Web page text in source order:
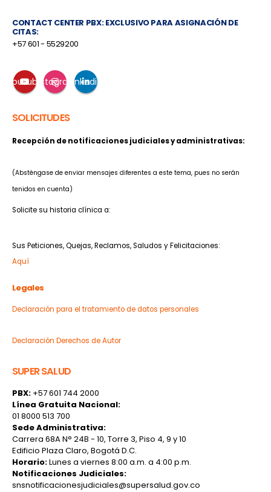
CONTACT CENTER PBX: EXCLUSIVO PARA ASIGNACIÓN DE
CITAS:
+57 601 - 5529200
YoutubeInstagramLinkedin
SOLICITUDES
Recepción de notificaciones judiciales y administrativas:
(Absténgase de enviar mensajes diferentes a este tema, pues no serán
tenidos en cuenta)
Solicite su historia clínica a:
Sus Peticiones, Quejas, Reclamos, Saludos y Felicitaciones:
Aquí
Legales
Declaración para el tratamiento de datos personales
Declaración Derechos de Autor
SUPER SALUD
PBX: +57 601 744 2000
Línea Gratuita Nacional:
01 8000 513 700
Sede Administrativa:
Carrera 68A N° 24B - 10, Torre 3, Piso 4, 9 y 10
Edificio Plaza Claro, Bogotá D.C.
Horario:Lunes a viernes 8:00 a.m. a 4:00 p.m.
Notificaciones Judiciales:
snsnotificacionesjudiciales@supersalud.gov.co